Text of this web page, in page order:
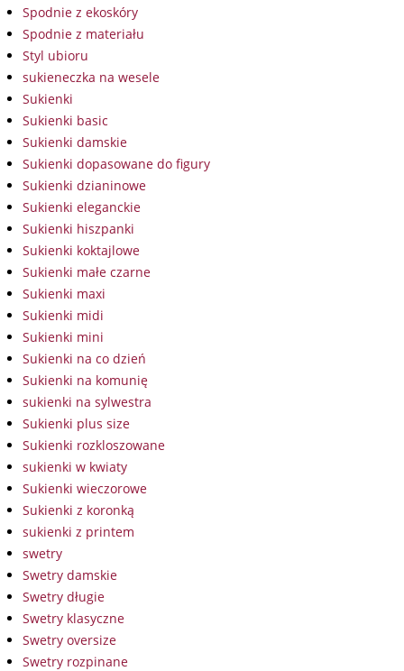
Spodnie z ekoskóry
Spodnie z materiału
Styl ubioru
sukieneczka na wesele
Sukienki
Sukienki basic
Sukienki damskie
Sukienki dopasowane do figury
Sukienki dzianinowe
Sukienki eleganckie
Sukienki hiszpanki
Sukienki koktajlowe
Sukienki małe czarne
Sukienki maxi
Sukienki midi
Sukienki mini
Sukienki na co dzień
Sukienki na komunię
sukienki na sylwestra
Sukienki plus size
Sukienki rozkloszowane
sukienki w kwiaty
Sukienki wieczorowe
Sukienki z koronką
sukienki z printem
swetry
Swetry damskie
Swetry długie
Swetry klasyczne
Swetry oversize
Swetry rozpinane